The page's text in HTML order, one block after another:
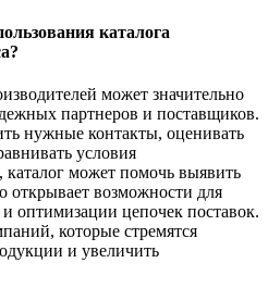
каталога
может значительно
партнеров и поставщиков.
нужные контакты, оценивать
условия
каталог может помочь выявить
открывает возможности для
оптимизации цепочек поставок.
которые стремятся
и увеличить